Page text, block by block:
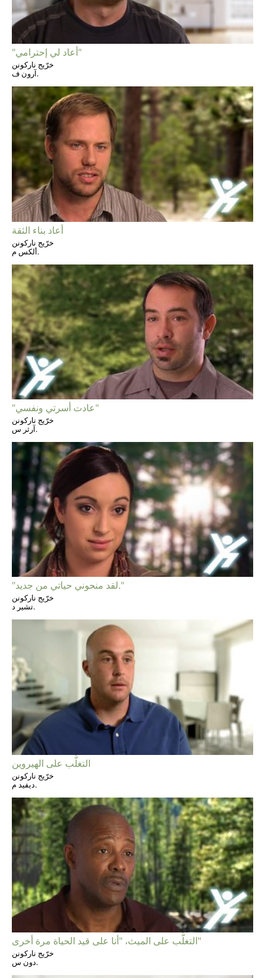
"أعاد لي إحترامي"
خرّيج ناركونن
آرون ف.
أعاد بناء الثقة
خرّيج ناركونن
ألكس م.
"عادت أسرتي ونفسي"
خرّيج ناركونن
آرثر س.
"لقد منحوني حياتي من جديد."
خرّيج ناركونن
تشير د.
التغلُّب على الهيروين
خرّيج ناركونن
ديفيد م.
التغلُّب على الميث، "أنا على قيد الحياة مرة أخرى"
خرّيج ناركونن
دون س.